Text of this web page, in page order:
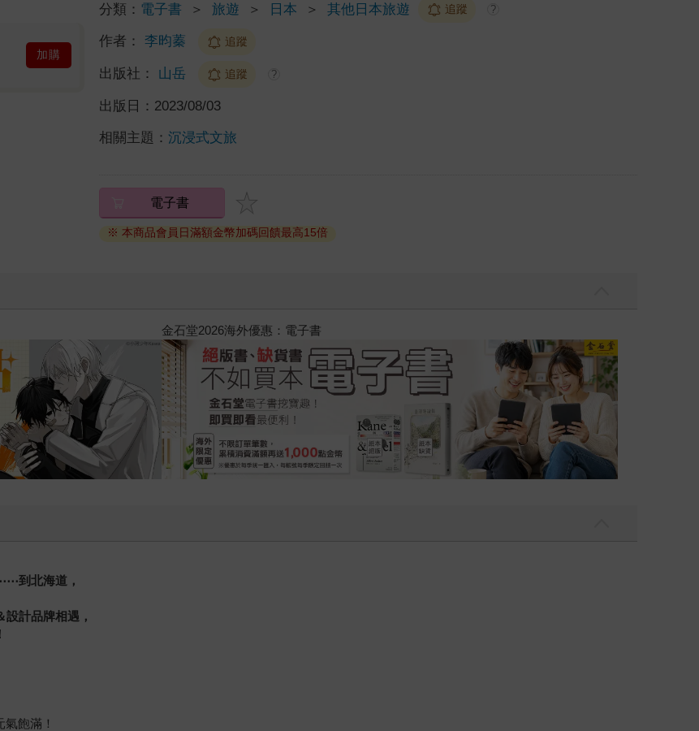
加購
分類： 電子書 ＞ 旅遊 ＞ 日本 ＞ 其他日本旅遊 追蹤 ?
作者： 李昀蓁 追蹤
出版社： 山岳 追蹤 ?
出版日： 2023/08/03
相關主題： 沉浸式文旅
電子書
※ 本商品會員日滿額金幣加碼回饋最高15倍
2026金石堂暑假漫博〈你好，我吃一點〉第二波
到北海道，
設計品牌相遇，
飽滿！